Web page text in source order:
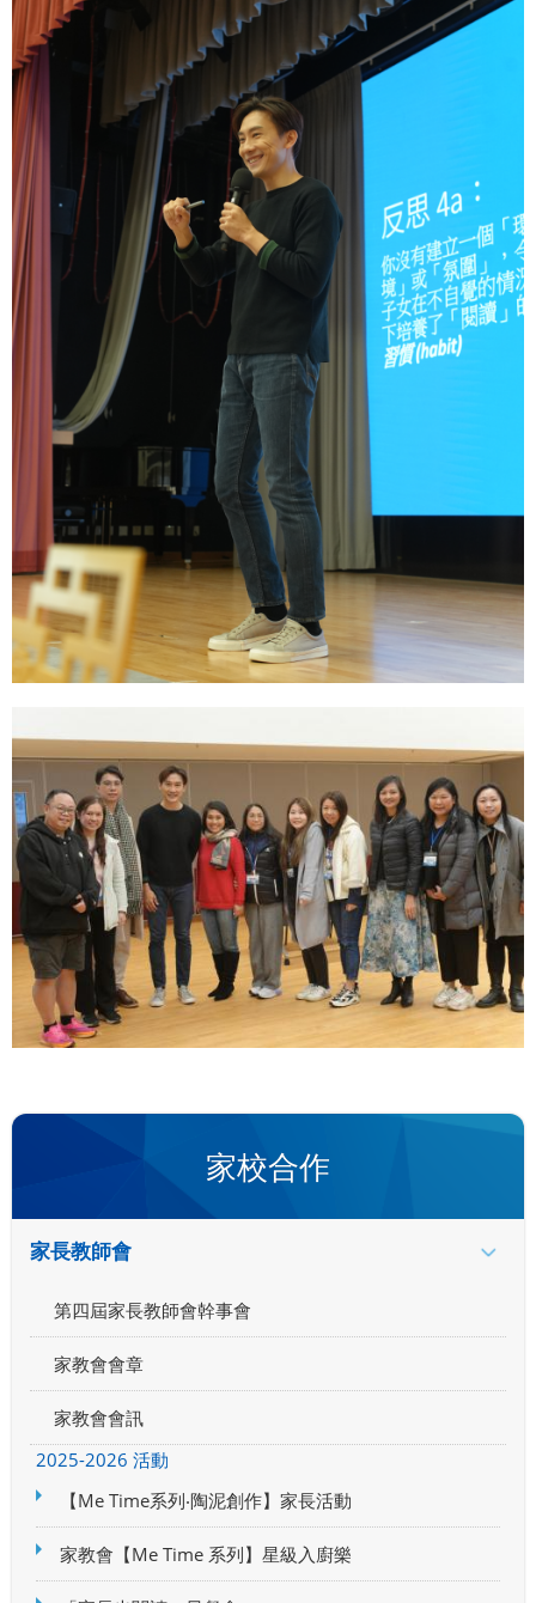
家校合作
家長教師會
第四屆家長教師會幹事會
家教會會章
家教會會訊
2025-2026 活動
【Me Time系列‧陶泥創作】家長活動
家教會【Me Time 系列】星級入廚樂